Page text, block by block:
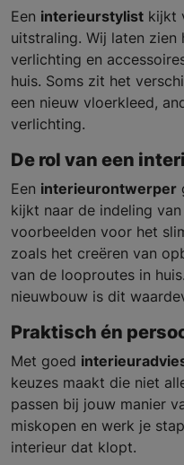
Een interieurstylist kijkt
uitstraling. Wij laten zien
verlichting en
huis. Soms zit het
een nieuw vloerkleed,
verlichting.
De rol van een
Een interieurontwerper
kijkt naar de indeling
voorbeelden voor het
zoals het creëren van
van de looproutes in
nieuwbouw is dit
Praktisch én
Met goed
keuzes maakt die niet
passen bij jouw manier
miskopen en werk je
interieur dat klopt.